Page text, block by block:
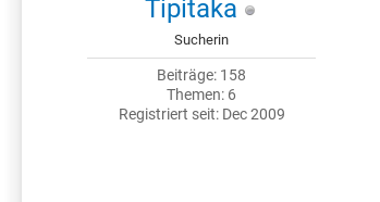
Tipitaka
Sucherin
Beiträge: 158
Themen: 6
Registriert seit: Dec 2009